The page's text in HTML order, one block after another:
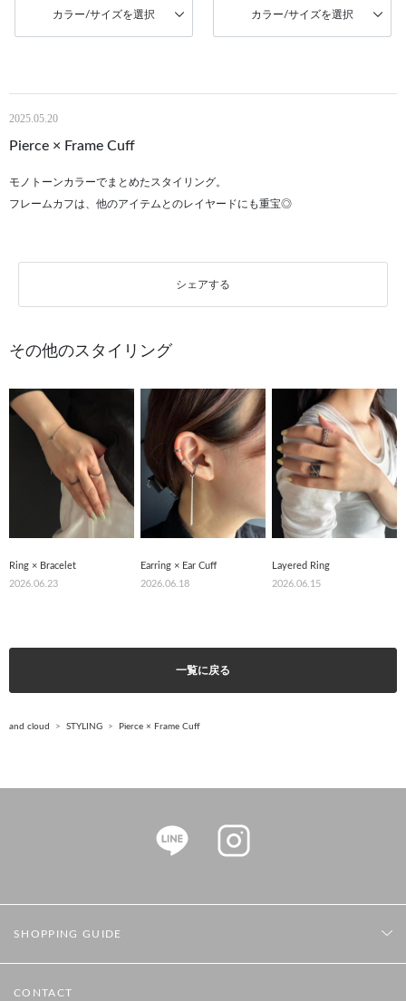
カラー/サイズを選択 カラー/サイズを選択
2025.05.20
Pierce × Frame Cuff
モノトーンカラーでまとめたスタイリング。
フレームカフは、他のアイテムとのレイヤードにも重宝◎
シェアする
その他のスタイリング
Ring × Bracelet
2026.06.23
Earring × Ear Cuff
2026.06.18
Layered Ring
2026.06.15
一覧に戻る
and cloud STYLING Pierce × Frame Cuff
SHOPPING GUIDE
CONTACT